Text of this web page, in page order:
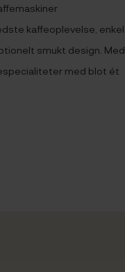
kaffeoplevelse, enkel
smukt design. Med
med blot ét